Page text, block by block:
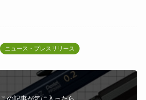
ニュース・プレスリリース